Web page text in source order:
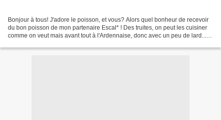
Bonjour à tous! J'adore le poisson, et vous? Alors quel bonheur de recevoir
du bon poisson de mon partenaire Escal* ! Des truites, on peut les cuisiner
comme on veut mais avant tout à l'Ardennaise, donc avec un peu de lard... Si